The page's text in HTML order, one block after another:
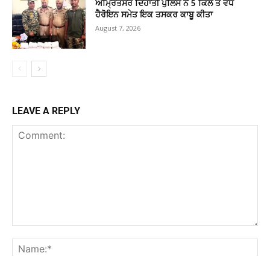
ਅੰਮ੍ਰਿਤਸਰ ਦਿਹਾਤੀ ਪੁਲਿਸ ਨੇ 5 ਕਿਲੋ ਤੋਂ ਵੱਧ
ਹੈਰੋਇਨ ਸਮੇਤ ਇਕ ਤਸਕਰ ਕਾਬੂ ਕੀਤਾ
August 7, 2026
LEAVE A REPLY